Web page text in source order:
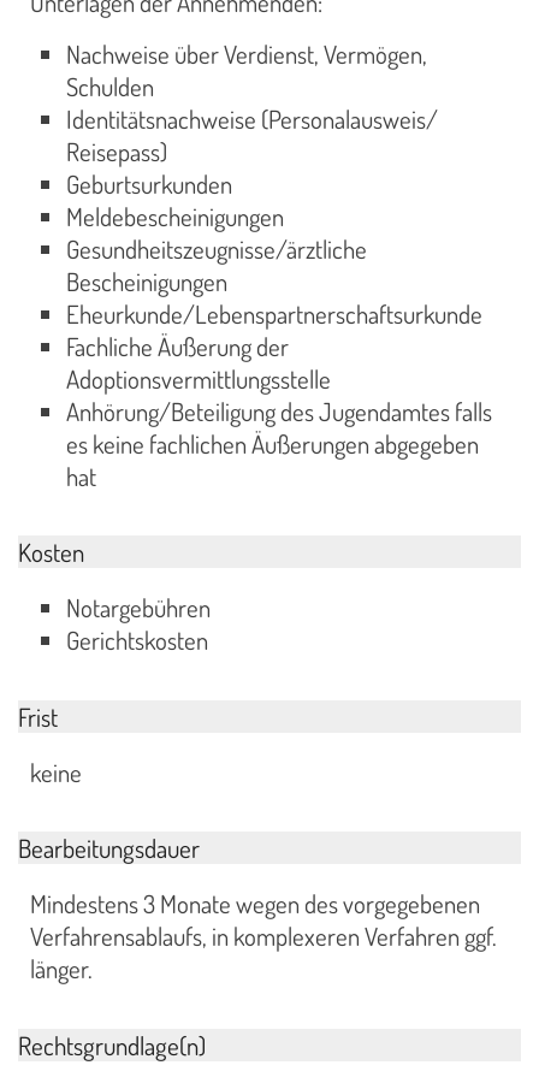
Nachweise über Verdienst, Vermögen,
Schulden
Identitätsnachweise (Personalausweis/
Reisepass)
Geburtsurkunden
Meldebescheinigungen
Gesundheitszeugnisse/ärztliche
Bescheinigungen
Eheurkunde/Lebenspartnerschaftsurkunde
Fachliche Äußerung der
Adoptionsvermittlungsstelle
Anhörung/Beteiligung des Jugendamtes falls
es keine fachlichen Äußerungen abgegeben
hat
Kosten
Notargebühren
Gerichtskosten
Frist
keine
Bearbeitungsdauer
Mindestens 3 Monate wegen des vorgegebenen
Verfahrensablaufs, in komplexeren Verfahren ggf.
länger.
Rechtsgrundlage(n)